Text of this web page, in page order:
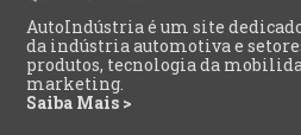
AutoIndústria é um site
da indústria automotiva e
produtos, tecnologia da
marketing.
Saiba Mais >